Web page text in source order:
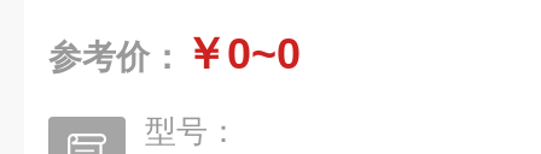
参考价： ￥0~0
型号：